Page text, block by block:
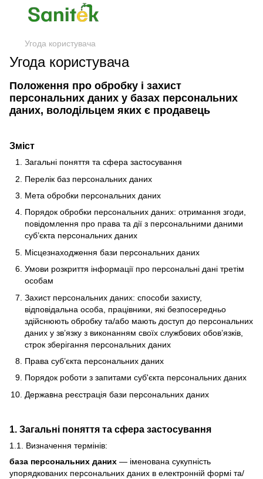
Угода користувача
Угода користувача
Положення про обробку і захист
персональних даних у базах персональних
даних, володільцем яких є продавець
Зміст
Загальні поняття та сфера застосування
Перелік баз персональних даних
Мета обробки персональних даних
Порядок обробки персональних даних: отримання згоди,
повідомлення про права та дії з персональними даними
суб’єкта персональних даних
Місцезнаходження бази персональних даних
Умови розкриття інформації про персональні дані третім
особам
Захист персональних даних: способи захисту,
відповідальна особа, працівники, які безпосередньо
здійснюють обробку та/або мають доступ до персональних
даних у зв’язку з виконанням своїх службових обов’язків,
строк зберігання персональних даних
Права суб’єкта персональних даних
Порядок роботи з запитами суб'єкта персональних даних
Державна реєстрація бази персональних даних
1. Загальні поняття та сфера застосування
1.1. Визначення термінів:
база персональних даних — іменована сукупність
упорядкованих персональних даних в електронній формі та/